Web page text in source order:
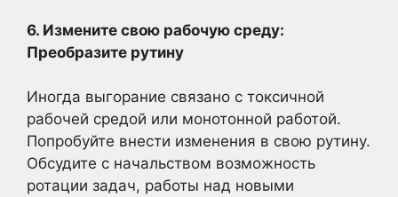
6. Измените свою рабочую среду:
Преобразите рутину
Иногда выгорание связано с токсичной
рабочей средой или монотонной работой.
Попробуйте внести изменения в свою рутину.
Обсудите с начальством возможность
ротации задач, работы над новыми